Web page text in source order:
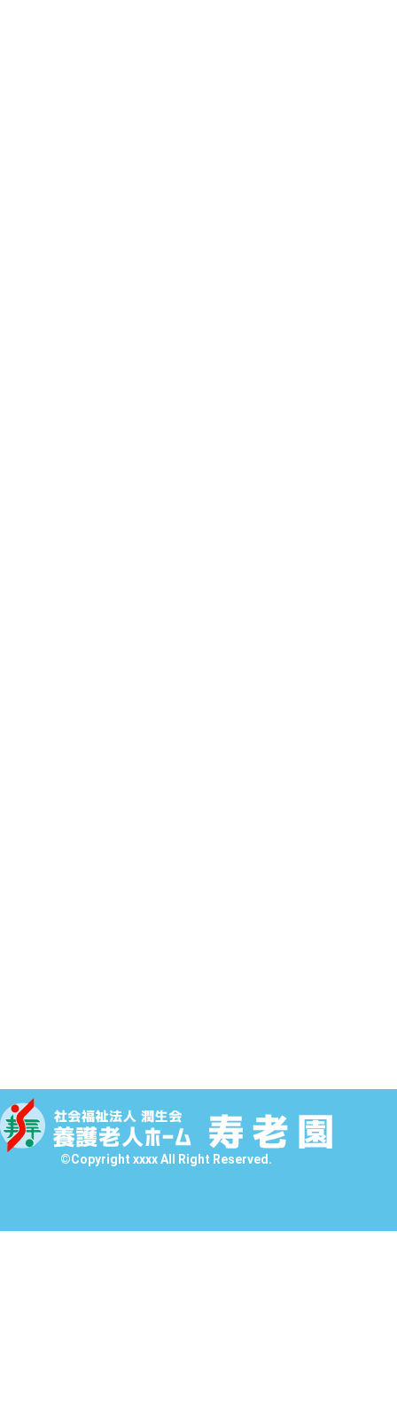
©Copyright xxxx All Right Reserved.